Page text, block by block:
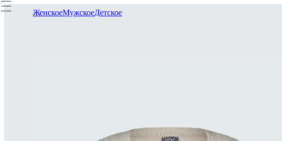
ЖенскоеМужскоеДетское